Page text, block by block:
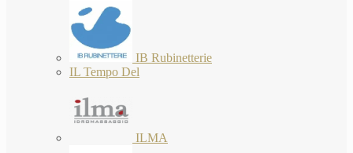
IB Rubinetterie
IL Tempo Del
ILMA